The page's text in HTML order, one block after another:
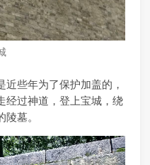
些年为了保护加盖的，
经过神道，登上宝城，绕
墓。